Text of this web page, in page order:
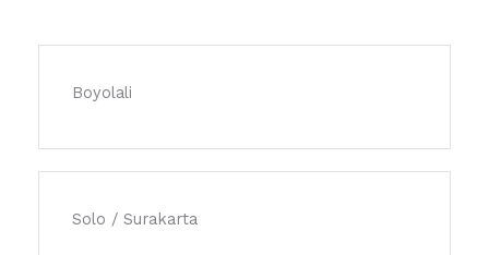
Boyolali
Solo / Surakarta